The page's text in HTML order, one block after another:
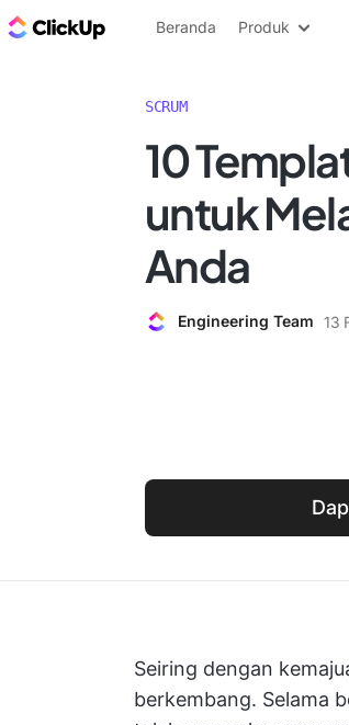
Blog ClickUp
Beranda Produk
SCRUM
10
untuk
Anda
Engineering Team 13
Seiring dengan
berkembang. Selama